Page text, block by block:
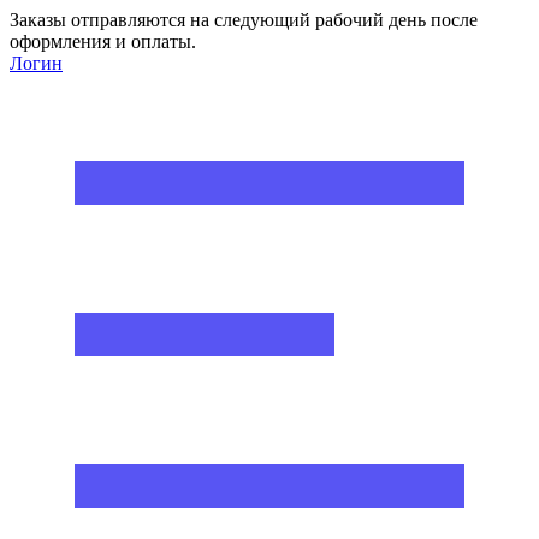
Заказы отправляются на следующий рабочий день после
оформления и оплаты.
Логин